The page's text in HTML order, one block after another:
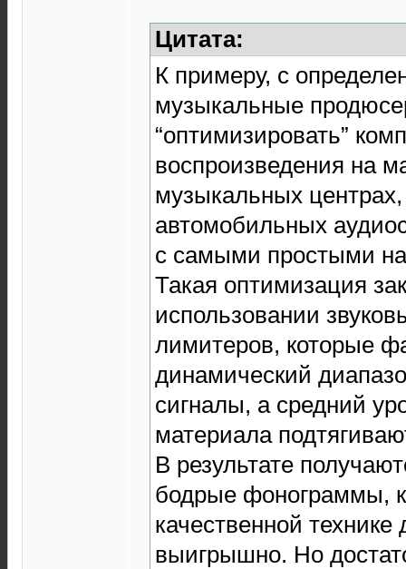
Цитата:
К примеру, с
музыкальные
“оптимизировать”
воспроизведения на
музыкальных
автомобильных
с самыми простыми
Такая оптимизация
использовании
лимитеров, которые
динамический
сигналы, а средний
материала
В результате
бодрые фонограммы,
качественной технике
выигрышно. Но